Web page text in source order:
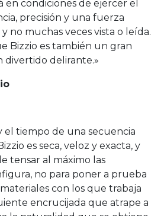
condiciones de ejercer el
precisión y una fuerza
no muchas veces vista o leída.
Bizzio es también un gran
divertido delirante.»
el tiempo de una secuencia
es seca, veloz y exacta, y
tensar al máximo las
no para poner a prueba
con los que trabaja
encrucijada que atrape a